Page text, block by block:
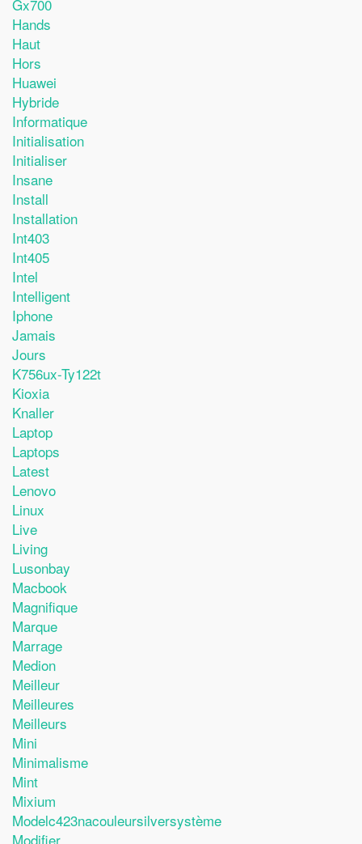
Gx700
Hands
Haut
Hors
Huawei
Hybride
Informatique
Initialisation
Initialiser
Insane
Install
Installation
Int403
Int405
Intel
Intelligent
Iphone
Jamais
Jours
K756ux-Ty122t
Kioxia
Knaller
Laptop
Laptops
Latest
Lenovo
Linux
Live
Living
Lusonbay
Macbook
Magnifique
Marque
Marrage
Medion
Meilleur
Meilleures
Meilleurs
Mini
Minimalisme
Mint
Mixium
Modelc423nacouleursilversystème
Modifier